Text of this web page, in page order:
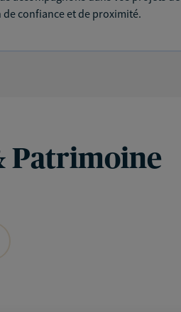
confiance et de proximité.
Patrimoine